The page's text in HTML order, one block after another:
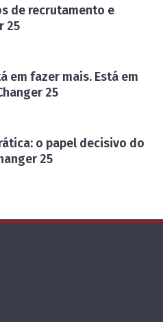
de recrutamento e
25
em fazer mais. Está em
25
o papel decisivo do
25